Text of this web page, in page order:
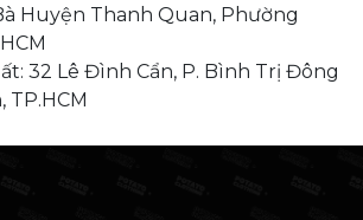
Huyện Thanh Quan, Phường
32 Lê Đình Cẩn, P. Bình Trị Đông
TP.HCM